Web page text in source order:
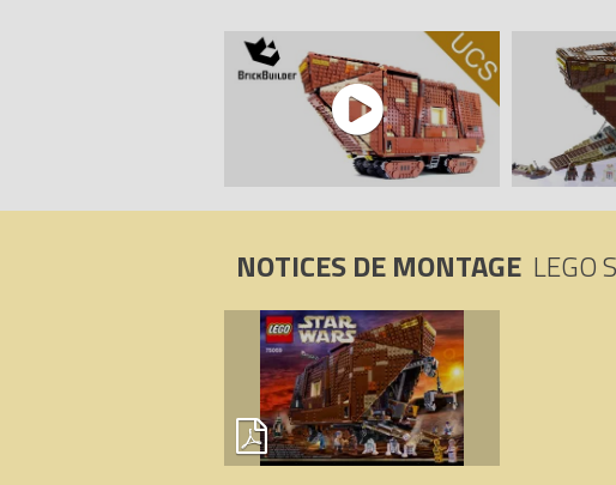
- Mini droïde Treadwell (SW587)
- Droïde de série R1 (SW589)
- 2 x Jawa avec une plaque dorée (SW590)
Tous les prix duLEGO Star Wars 75059
Codes EAN du LEGO Star Wars 75059 :
NOTICES DE MONTAGE LEGO